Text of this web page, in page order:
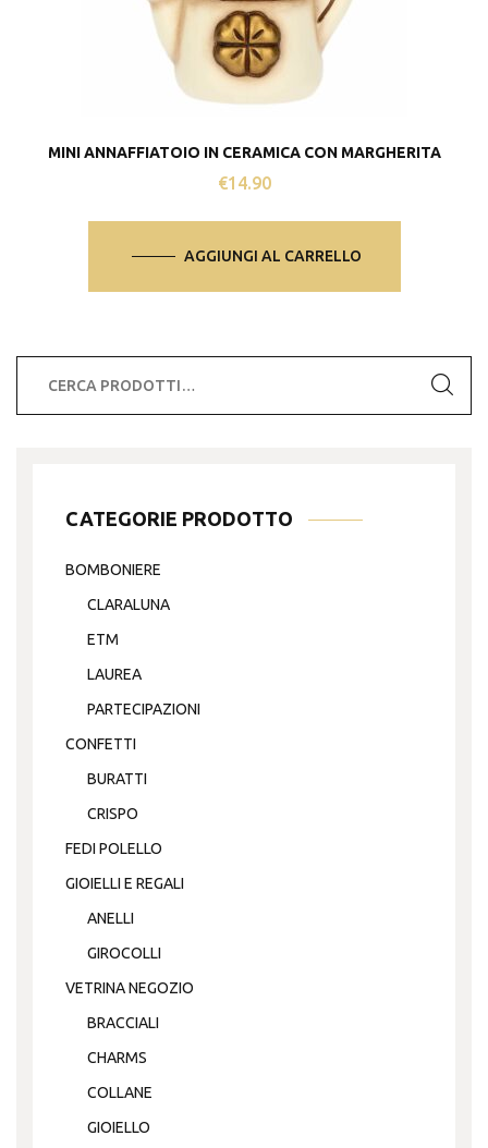
MINI ANNAFFIATOIO IN CERAMICA CON MARGHERITA
€14.90
AGGIUNGI AL CARRELLO
CATEGORIE PRODOTTO
BOMBONIERE
CLARALUNA
ETM
LAUREA
PARTECIPAZIONI
CONFETTI
BURATTI
CRISPO
FEDI POLELLO
GIOIELLI E REGALI
ANELLI
GIROCOLLI
VETRINA NEGOZIO
BRACCIALI
CHARMS
COLLANE
GIOIELLO